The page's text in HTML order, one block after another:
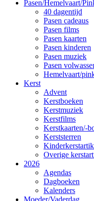
Pasen/Hemelvaart/
40 dagentijd
Pasen cadeaus
Pasen films
Pasen kaarten
Pasen kinderen
Pasen muziek
Pasen
Hemelvaart/
Kerst
Advent
Kerstboeken
Kerstmuziek
Kerstfilms
Kerstkaarten/-
Kerststerren
Overige
2026
Agendas
Dagboeken
Kalenders
Moeder/Vaderdag